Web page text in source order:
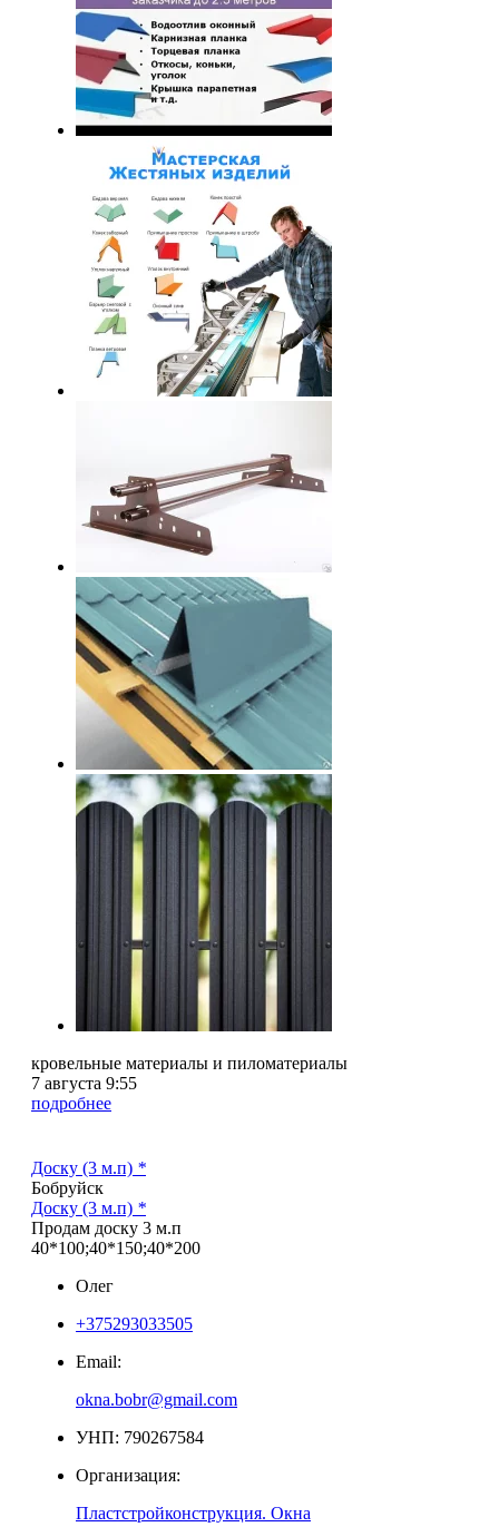
кровельные материалы и пиломатериалы
7 августа 9:55
подробнее
Доску (3 м.п) *
Бобруйск
Доску (3 м.п) *
Продам доску 3 м.п
40*100;40*150;40*200
Олег
+375293033505
Email:
okna.bobr@gmail.com
УНП: 790267584
Организация:
Пластстройконструкция. Окна